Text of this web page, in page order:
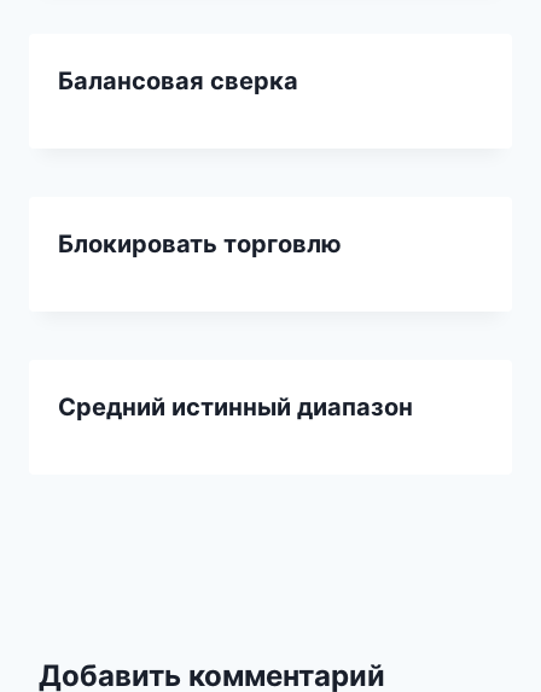
Балансовая сверка
Блокировать торговлю
Средний истинный диапазон
Добавить комментарий